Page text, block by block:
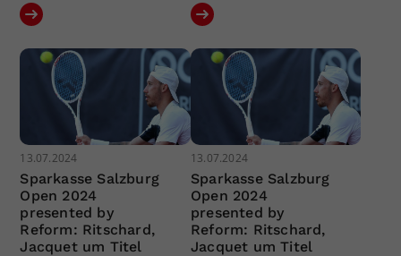
13.07.2024
Sparkasse Salzburg
Open 2024
presented by
Reform: Ritschard,
Jacquet um Titel
13.07.2024
Sparkasse Salzburg
Open 2024
presented by
Reform: Ritschard,
Jacquet um Titel